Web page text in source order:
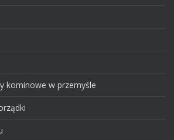
kominowe w przemyśle